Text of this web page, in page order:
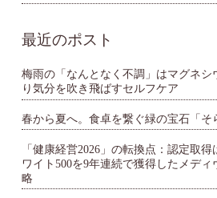
最近のポスト
梅雨の「なんとなく不調」はマグネシ
り気分を吹き飛ばすセルフケア
春から夏へ。食卓を繋ぐ緑の宝石「そ
「健康経営2026」の転換点：認定取
ワイト500を9年連続で獲得したメディ
略